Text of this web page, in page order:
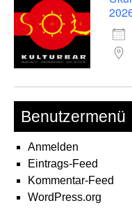
Benutzermenü
Anmelden
Eintrags-Feed
Kommentar-Feed
WordPress.org